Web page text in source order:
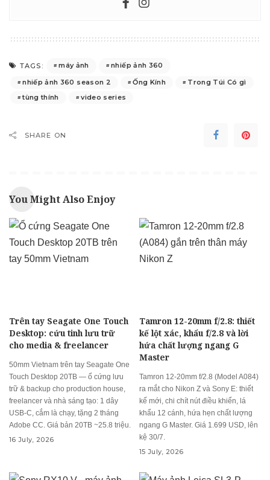
TAGS: máy ảnh
nhiếp ảnh 360
nhiếp ảnh 360 season 2
Ống Kính
Trong Túi Có gì
tùng thính
video series
SHARE ON
You Might Also Enjoy
Trên tay Seagate One Touch
Desktop: cứu tinh lưu trữ
cho media & freelancer
50mm Vietnam trên tay Seagate One
Touch Desktop 20TB — ổ cứng lưu
trữ & backup cho production house,
freelancer và nhà sáng tạo: 1 dây
USB-C, cắm là chạy, tặng 2 tháng
Adobe CC. Giá bản 20TB ~25.8 triệu.
16 July, 2026
Tamron 12-20mm f/2.8: thiết
kế lột xác, khẩu f/2.8 và lời
hứa chất lượng ngang G
Master
Tamron 12-20mm f/2.8 (Model A084)
ra mắt cho Nikon Z và Sony E: thiết
kế mới, chi chít nút điều khiển, lá
khẩu 12 cánh, hứa hẹn chất lượng
ngang G Master. Giá 1.699 USD, lên
kệ 30/7.
15 July, 2026